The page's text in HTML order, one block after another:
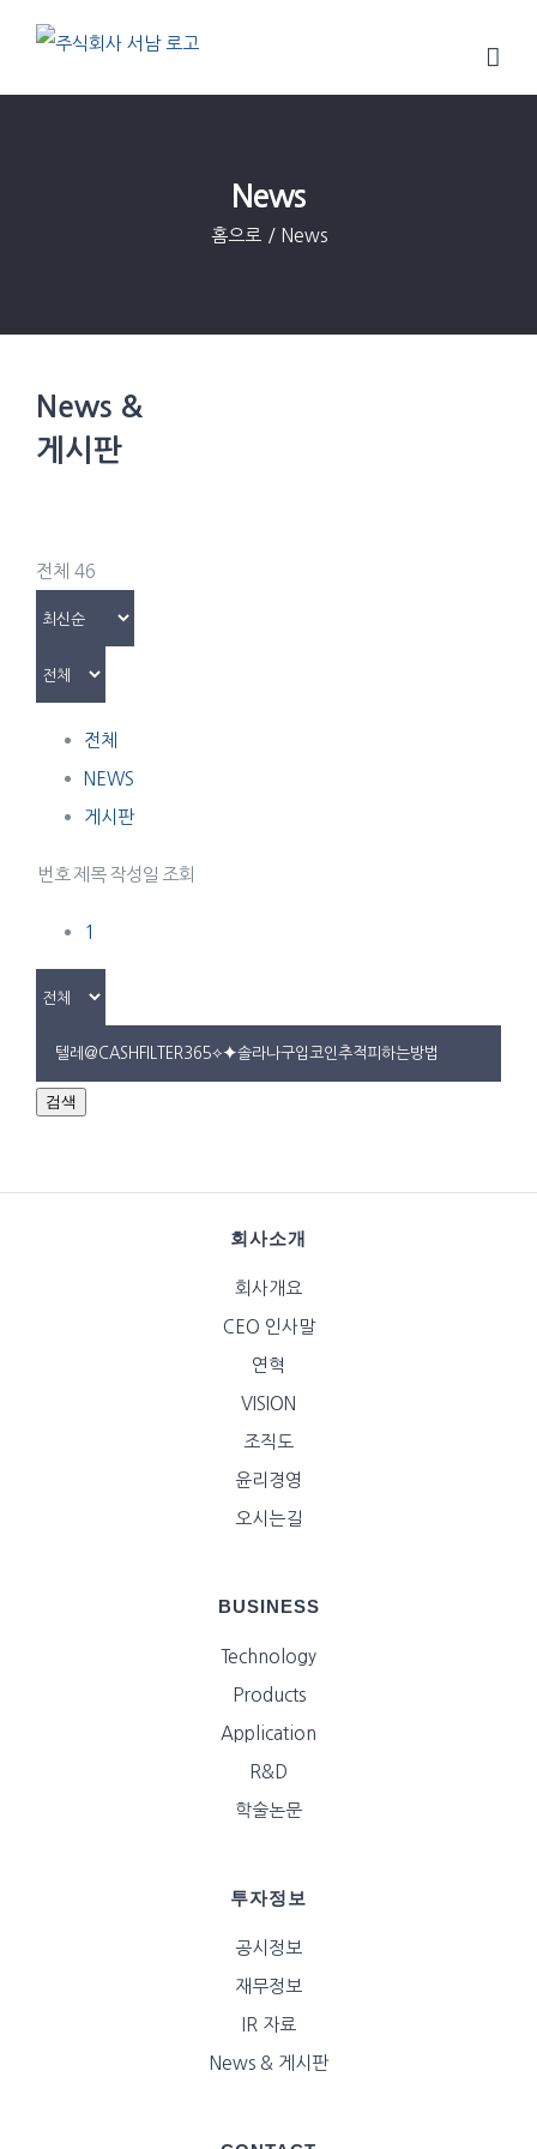
content
News
홈으로 / News
News &
게시판
전체 46
전체
NEWS
게시판
번호 제목작성일 조회
1
검색
회사소개
회사개요
CEO 인사말
연혁
VISION
조직도
윤리경영
오시는길
BUSINESS
Technology
Products
Application
R&D
학술논문
투자정보
공시정보
재무정보
IR 자료
News & 게시판